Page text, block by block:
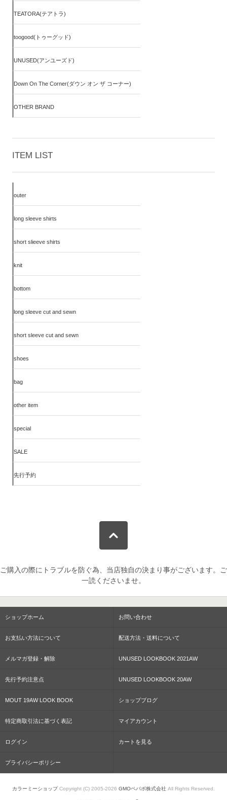
TEATORA(テアトラ)
toogood(トゥーグッド)
UNUSED(アンユーズド)
Down On The Corner(ダウン オン ザ コーナー)
OTHER BRAND
ITEM LIST
outer
long sleeve shirts
short slieeve shirts
knit
bottom
long sleeve cut and sewn
short sleeve cut and sewn
shoes
bag
other item
special
SALE
先行予約
ご購入の際にトラブルを防ぐ為、当店独自の決まり事がございます。ご
一読くださいませ。
ショップホーム お問い合わせ
お支払い方法について 配送方法・送料について
メルマガ登録・解除 UNUSED LOOKBOOK 2021AW
先行予約注意点 UNUSED LOOKBOOK 20AW
MOUT 19AW LOOK BOOK ショップブログ
特定商取引法に基づく表記 マイアカウント
ログイン カートを見る
プライバシーポリシー
カラーミーショップCopyright (C) 2005-2026 GMOペパボ株式会社 All Rights Reserved.